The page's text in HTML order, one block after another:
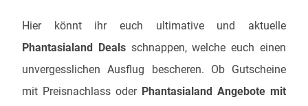
Hier könnt ihr euch ultimative und aktuelle
Phantasialand Deals schnappen, welche euch einen
unvergesslichen Ausflug bescheren. Ob Gutscheine
mit Preisnachlass oder Phantasialand Angebote mit